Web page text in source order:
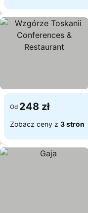
Od 248 zł
Zobacz ceny z 3 stron